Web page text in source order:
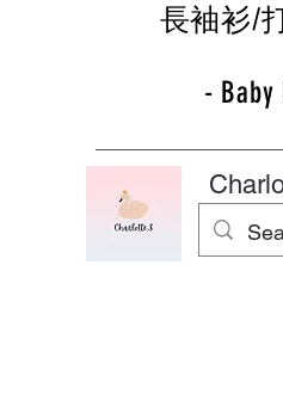
長袖衫/
- Baby